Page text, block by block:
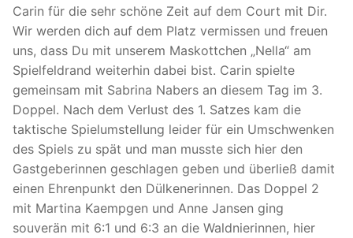
Carin für die sehr schöne Zeit auf dem Court mit Dir.
Wir werden dich auf dem Platz vermissen und freuen
uns, dass Du mit unserem Maskottchen „Nella“ am
Spielfeldrand weiterhin dabei bist. Carin spielte
gemeinsam mit Sabrina Nabers an diesem Tag im 3.
Doppel. Nach dem Verlust des 1. Satzes kam die
taktische Spielumstellung leider für ein Umschwenken
des Spiels zu spät und man musste sich hier den
Gastgeberinnen geschlagen geben und überließ damit
einen Ehrenpunkt den Dülkenerinnen. Das Doppel 2
mit Martina Kaempgen und Anne Jansen ging
souverän mit 6:1 und 6:3 an die Waldnierinnen, hier